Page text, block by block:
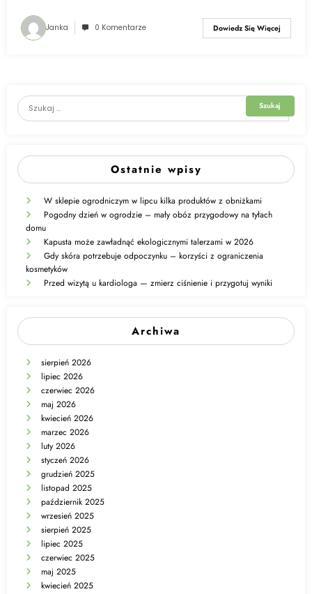
Janka 0 Komentarze Dowiedz Się Więcej
Ostatnie wpisy
W sklepie ogrodniczym w lipcu kilka produktów z obniżkami
Pogodny dzień w ogrodzie – mały obóz przygodowy na tyłach
domu
Kapusta może zawładnąć ekologicznymi talerzami w 2026
Gdy skóra potrzebuje odpoczynku – korzyści z ograniczenia
kosmetyków
Przed wizytą u kardiologa — zmierz ciśnienie i przygotuj wyniki
Archiwa
sierpień 2026
lipiec 2026
czerwiec 2026
maj 2026
kwiecień 2026
marzec 2026
luty 2026
styczeń 2026
grudzień 2025
listopad 2025
październik 2025
wrzesień 2025
sierpień 2025
lipiec 2025
czerwiec 2025
maj 2025
kwiecień 2025